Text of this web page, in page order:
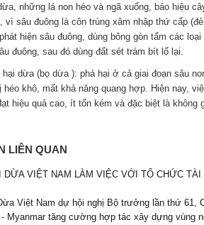
những lá non héo và ngã xuống, báo hiệu
vì sâu đuông là côn trùng xâm nhập thứ cấp
hiện sâu đuông, dùng bông gòn tẩm các
đuông, sau đó dùng đất sét trám bít lổ lại.
dừa (bọ dừa ): phá hại ở cả giai đoạn sâu
héo khô, mất khả năng quang hợp. Hiện nay,
hiệu quả cao, ít tốn kém và đặc biệt là không
LIÊN QUAN
DỪA VIỆT NAM LÀM VIỆC VỚI TỔ CHỨC
Việt Nam dự hội nghị Bộ trưởng lần thứ 61,
Myanmar tăng cường hợp tác xây dựng vùng